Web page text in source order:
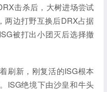
击杀后，大树进场尝试
两边打野互换后DRX占据
被打出小团灭后选择撤
刷新，刚复活的ISG根本
ISG绝境下由沙皇和牛头